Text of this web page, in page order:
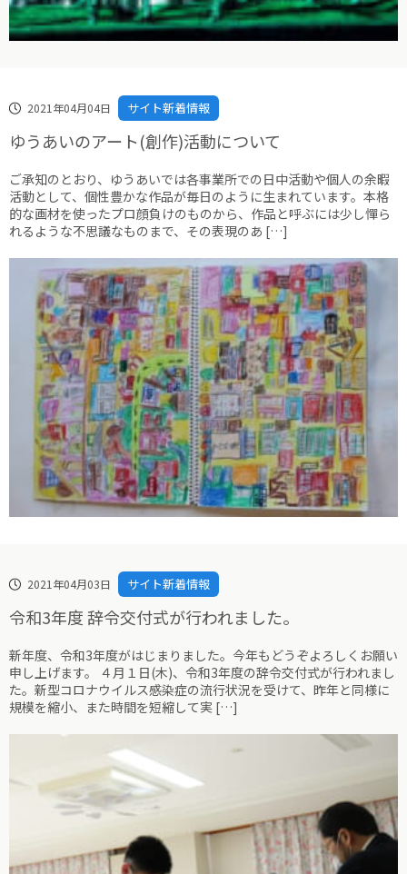
2021年04月04日 サイト新着情報
ゆうあいのアート(創作)活動について
ご承知のとおり、ゆうあいでは各事業所での日中活動や個人の余暇
活動として、個性豊かな作品が毎日のように生まれています。本格
的な画材を使ったプロ顔負けのものから、作品と呼ぶには少し憚ら
れるような不思議なものまで、その表現のあ […]
2021年04月03日 サイト新着情報
令和3年度 辞令交付式が行われました。
新年度、令和3年度がはじまりました。今年もどうぞよろしくお願い
申し上げます。 ４月１日(木)、令和3年度の辞令交付式が行われまし
た。新型コロナウイルス感染症の流行状況を受けて、昨年と同様に
規模を縮小、また時間を短縮して実 […]